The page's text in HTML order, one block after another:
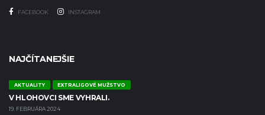
FACEBOOK INSTAGRAM
NAJČÍTANEJŠIE
AKTUALITY EXTRALIGOVÉ MUŽSTVO
V HLOHOVCI SME VYHRALI.
19. FEBRUÁRA 2024